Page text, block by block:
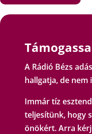
A Rádió Bézs
hallgatja, de nem
Immár tíz
teljesítünk, hogy
önökért. Arra